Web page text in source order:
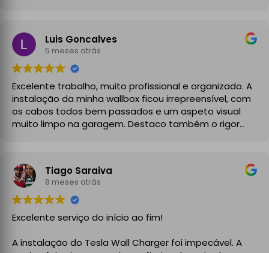
A instalação de tomada reforçada em garagem
partilhada correu na perfeição e nos prazos
combinados, sendo que fizeram toda a limpeza e
explicações necessárias. Recomendado
Luis Goncalves
5 meses atrás
Excelente trabalho, muito profissional e organizado. A
instalação da minha wallbox ficou irrepreensível, com
os cabos todos bem passados e um aspeto visual
muito limpo na garagem. Destaco também o rigor
garantindo toda a segurança e legalidade.
Recomendo vivamente!
Tiago Saraiva
8 meses atrás
Excelente serviço do início ao fim!
A instalação do Tesla Wall Charger foi impecável. A